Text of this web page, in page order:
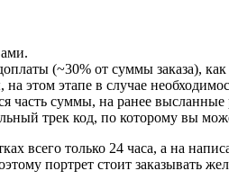
(~30% от суммы заказа),
этом этапе в случае
часть суммы, на ранее
трек код, по которому вы
всего только 24 часа, а на
портрет стоит заказывать